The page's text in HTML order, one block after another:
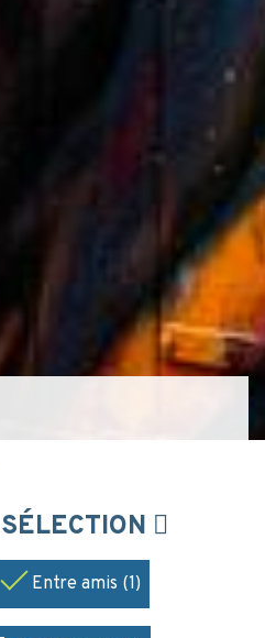
Entre amis (1)